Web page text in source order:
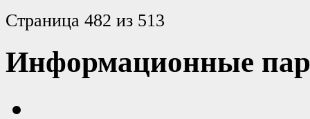
Страница 482 из 513
Информационные